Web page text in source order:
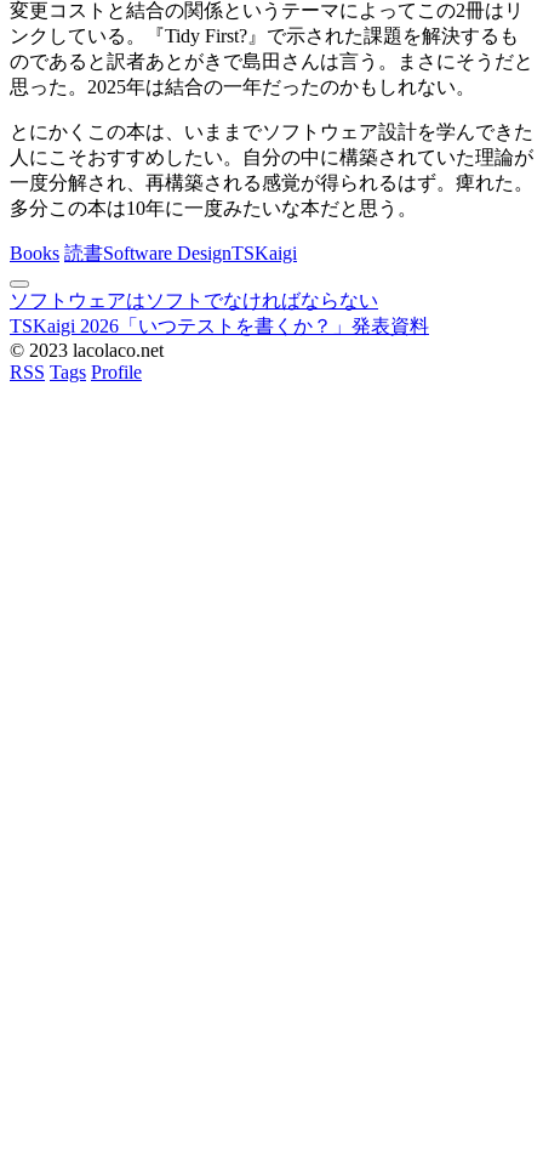
変更コストと結合の関係というテーマによってこの2冊はリ
ンクしている。『Tidy First?』で示された課題を解決するも
のであると訳者あとがきで島田さんは言う。まさにそうだと
思った。2025年は結合の一年だったのかもしれない。
とにかくこの本は、いままでソフトウェア設計を学んできた
人にこそおすすめしたい。自分の中に構築されていた理論が
一度分解され、再構築される感覚が得られるはず。痺れた。
多分この本は10年に一度みたいな本だと思う。
Books 読書Software DesignTSKaigi
ソフトウェアはソフトでなければならない
TSKaigi 2026「いつテストを書くか？」発表資料
© 2023 lacolaco.net
RSS Tags Profile